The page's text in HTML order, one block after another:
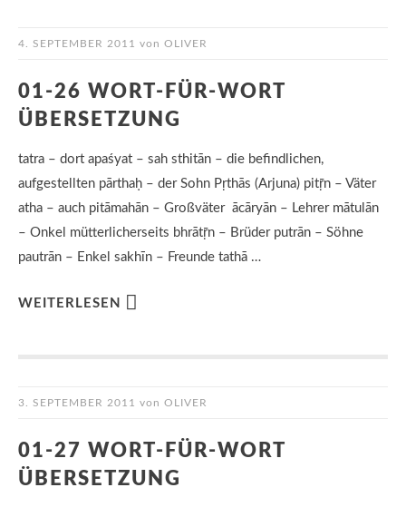
4. SEPTEMBER 2011 von OLIVER
01-26 WORT-FÜR-WORT
ÜBERSETZUNG
tatra – dort apaśyat – sah sthitān – die befindlichen,
aufgestellten pārthaḥ – der Sohn Pṛthās (Arjuna) pitṝn – Väter
atha – auch pitāmahān – Großväter ācāryān – Lehrer mātulān
– Onkel mütterlicherseits bhrātṝn – Brüder putrān – Söhne
pautrān – Enkel sakhīn – Freunde tathā …
WEITERLESEN
3. SEPTEMBER 2011 von OLIVER
01-27 WORT-FÜR-WORT
ÜBERSETZUNG